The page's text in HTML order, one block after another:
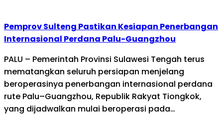
Pemprov Sulteng Pastikan Kesiapan Penerbangan
Internasional Perdana Palu-Guangzhou
PALU – Pemerintah Provinsi Sulawesi Tengah terus
mematangkan seluruh persiapan menjelang
beroperasinya penerbangan internasional perdana
rute Palu–Guangzhou, Republik Rakyat Tiongkok,
yang dijadwalkan mulai beroperasi pada…